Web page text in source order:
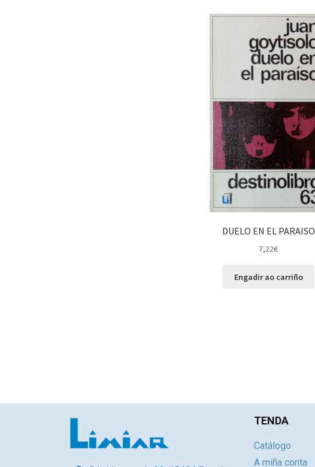
DUELO EN EL PARAISO
7,22€
Engadir ao carriño
TENDA
Catálogo
A miña conta